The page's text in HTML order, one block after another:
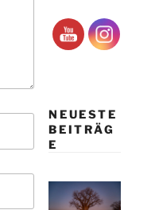
NEUESTE
BEITRÄG
E